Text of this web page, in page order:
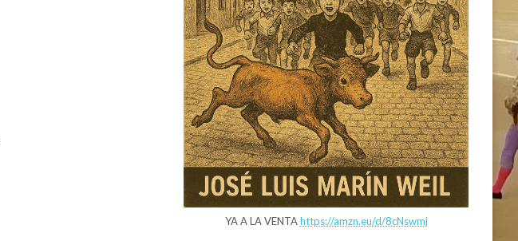
YA A LA VENTAhttps://amzn.eu/d/8cNswmj